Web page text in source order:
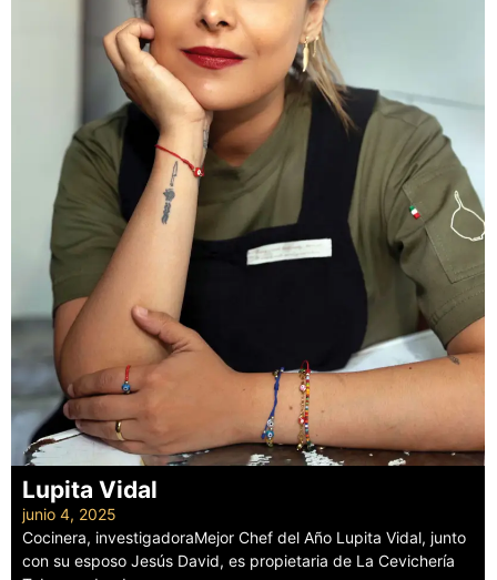
Lupita Vidal
junio 4, 2025
Cocinera, investigadoraMejor Chef del Año Lupita Vidal, junto
con su esposo Jesús David, es propietaria de La Cevichería